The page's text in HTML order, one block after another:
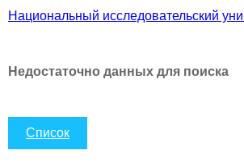
Национальный исследовательский
Недостаточно данных для поиска
Список